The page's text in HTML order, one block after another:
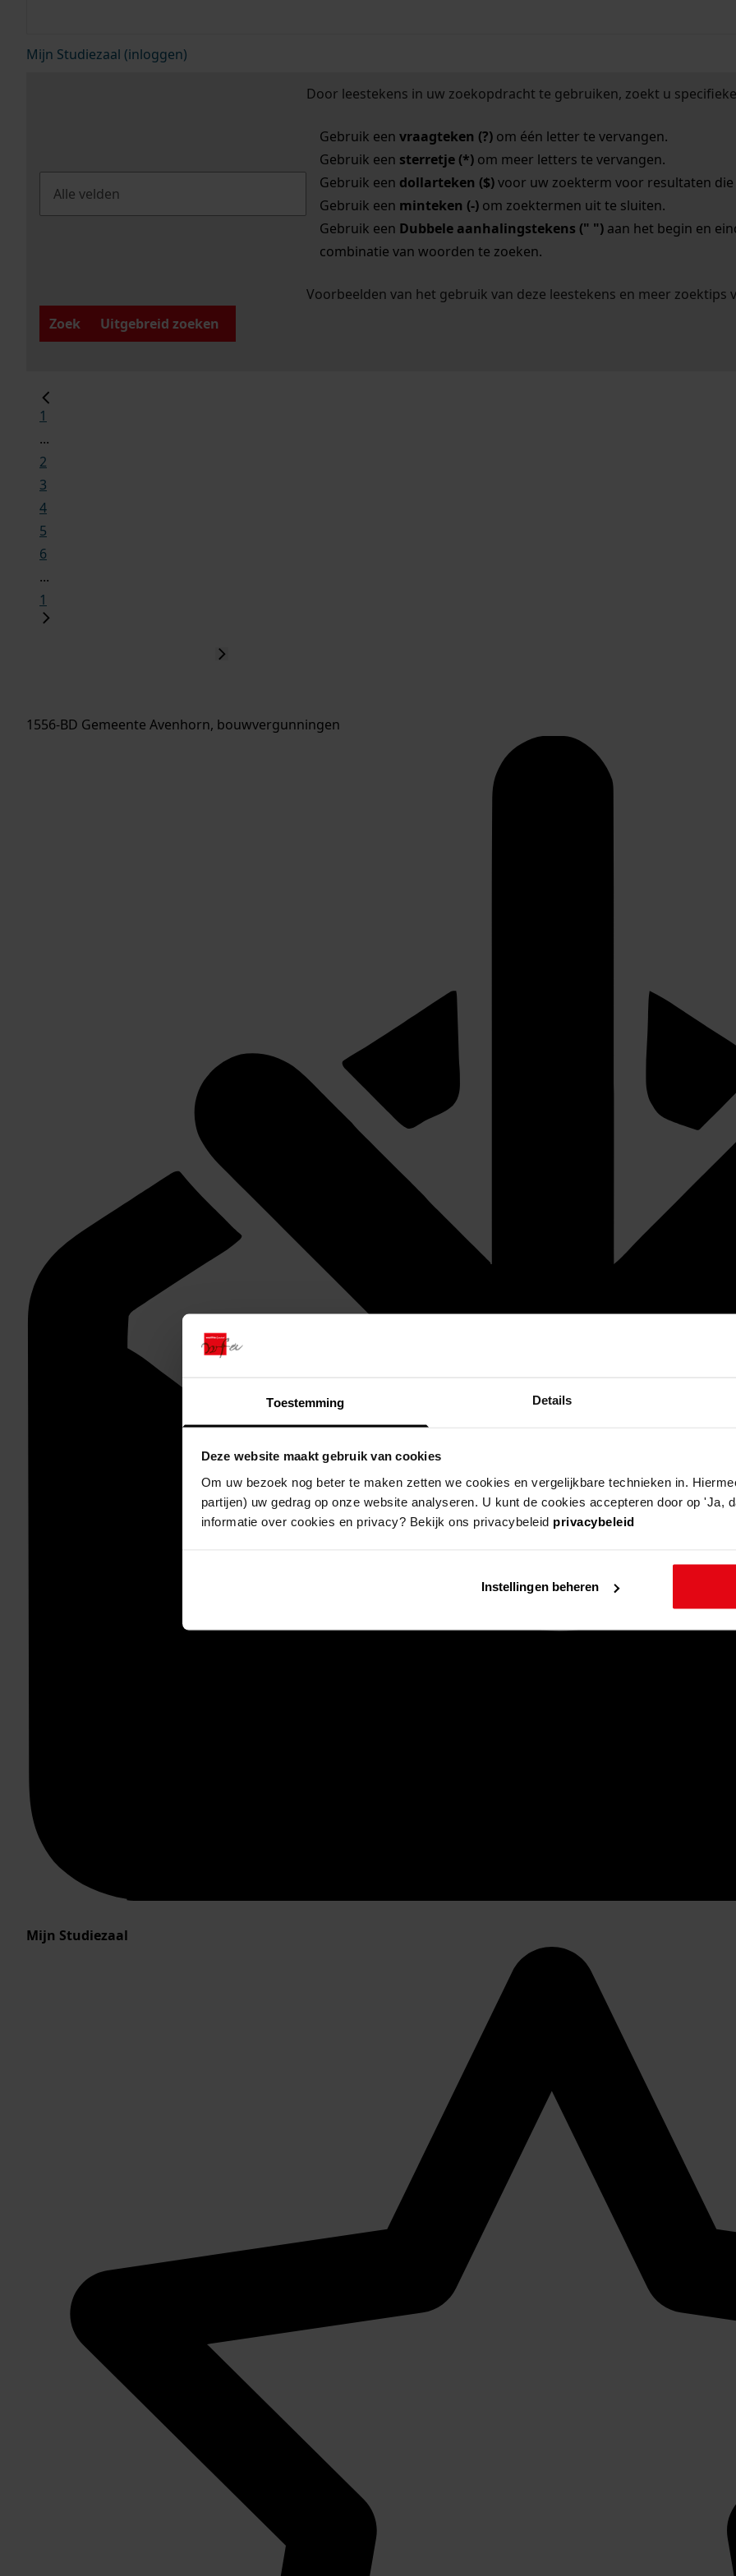
Toestemming Details
Deze website maakt gebruik van cookies
Om uw bezoek nog beter te maken zetten we cookies en vergelijkbare technieken in.
partijen) uw gedrag op onze website analyseren. U kunt de cookies accepteren door op 'Ja,
informatie over cookies en privacy? Bekijk ons privacybeleid privacybeleid
Instellingen beheren
Mijn Studiezaal (inloggen)
Door leestekens in uw zoekopdracht te gebruiken, zoekt u
Gebruik een vraagteken (?)om één letter te vervangen.
Gebruik een sterretje (*)om meer letters te vervangen.
Gebruik een dollarteken ($)voor uw zoekterm voor resultaten die
Gebruik een minteken (-)om zoektermen uit te sluiten.
Gebruik een Dubbele aanhalingstekens (" ")aan het begin en
combinatie van woorden te zoeken.
Voorbeelden van het gebruik van deze leestekens en meer zoektips
Zoek
Uitgebreid zoeken
1
...
2
3
4
5
6
...
1
1556-BD Gemeente Avenhorn, bouwvergunningen
Mijn Studiezaal